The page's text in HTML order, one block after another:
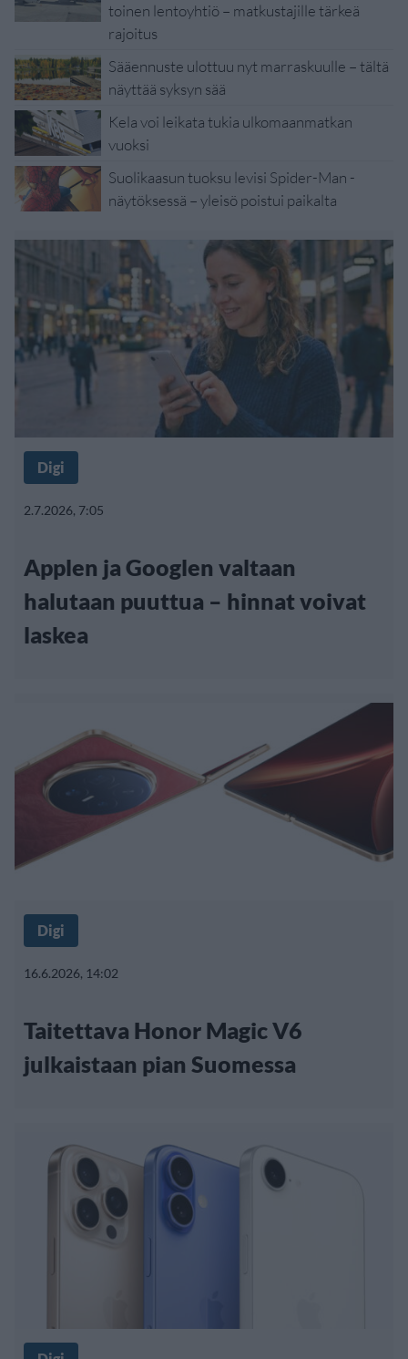
toinen lentoyhtiö – matkustajille tärkeä
rajoitus
Sääennuste ulottuu nyt marraskuulle – tältä
näyttää syksyn sää
Kela voi leikata tukia ulkomaanmatkan
vuoksi
Suolikaasun tuoksu levisi Spider-Man -
näytöksessä – yleisö poistui paikalta
Digi
2.7.2026, 7:05
Applen ja Googlen valtaan
halutaan puuttua – hinnat voivat
laskea
Digi
16.6.2026, 14:02
Taitettava Honor Magic V6
julkaistaan pian Suomessa